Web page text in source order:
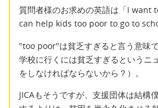
質問者様のお求めの英語は「I
can help kids too poor to go to
"too poor"は貧乏すぎると言う意味で
学校に行くには貧乏すぎるというニ
をしなければならないから？）。
JICAもそうですが、支援団体は結構